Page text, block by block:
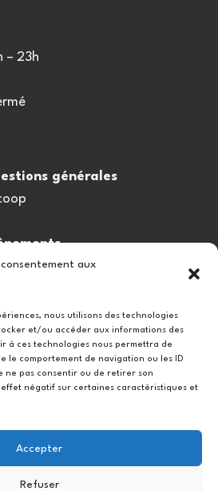
aux
nous utilisons des technologies
et/ou accéder aux informations des
à ces technologies nous permettra de
le comportement de navigation ou les ID
ne pas consentir ou de retirer son
négatif sur certaines caractéristiques et
Accepter
Refuser
– 23h
générales